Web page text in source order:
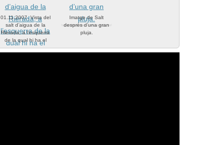
01.11.2007. Vista del
salt d’aigua de la
Rierada, a l’esquerra
de la qual hi ha el
sobreeixidor de la
Imatge de Salt
després d’una gran
pluja.